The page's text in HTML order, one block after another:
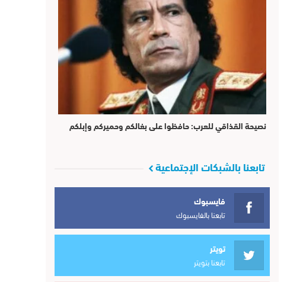
نصيحة القذاقي للعرب: حافظوا على بغالكم وحميركم وإبلكم
تابعنا بالشبكات الإجتماعية
فايسبوك
تابعنا بالفايسبوك
تويتر
تابعنا بتويتر